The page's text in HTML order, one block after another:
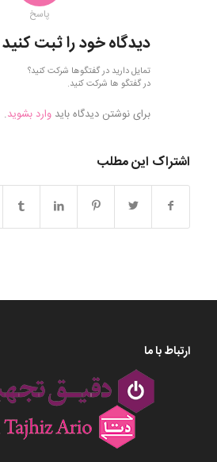
پاسخ
دیدگاه خود را ثبت کنید
تمایل دارید در گفتگوها شرکت کنید؟
در گفتگو ها شرکت کنید.
برای نوشتن دیدگاه باید وارد بشوید.
اشتراک این مطلب
ارتباط با ما